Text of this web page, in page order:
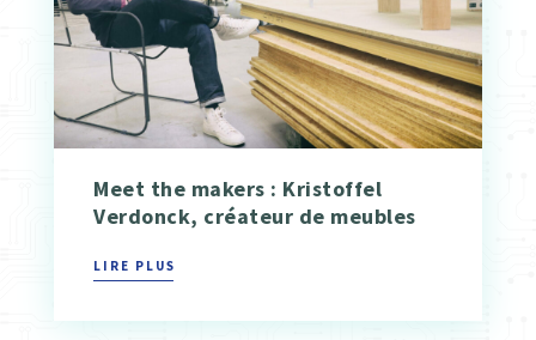
Meet the makers : Kristoffel
Verdonck, créateur de meubles
LIRE PLUS